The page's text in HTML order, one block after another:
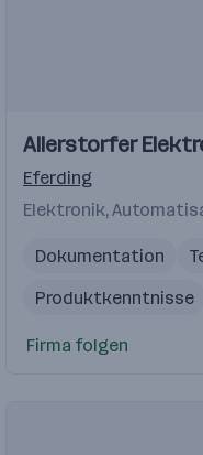
Allerstorfer
Eferding
Elektronik,
Dokumentation
Produktkenntnisse
Projekttechniker
Firma folgen